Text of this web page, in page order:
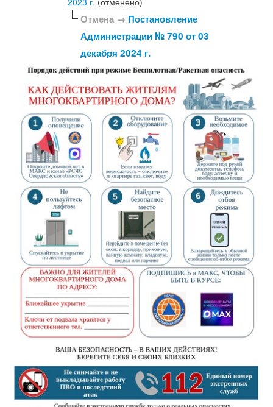
Отмена → Постановление
Администрации № 790 от 03
декабря 2024 г.